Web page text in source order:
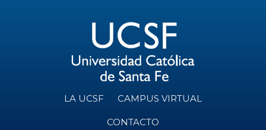
LA UCSF CAMPUS VIRTUAL
CONTACTO